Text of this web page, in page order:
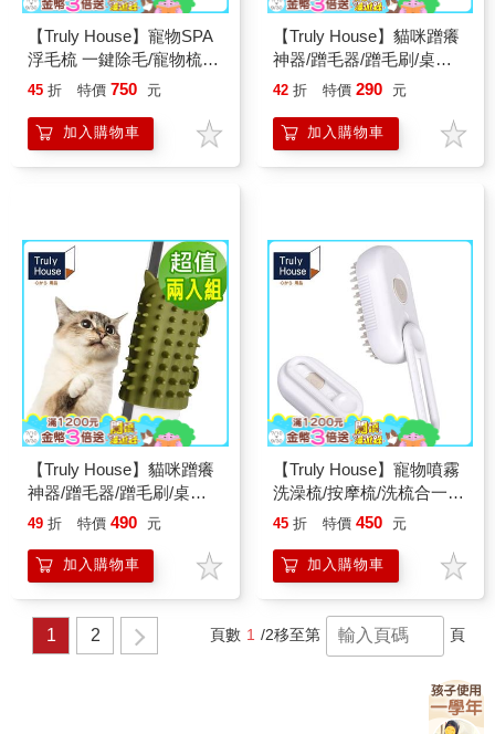
【Truly House】寵物SPA
浮毛梳 一鍵除毛/寵物梳/
梳毛器/狗狗梳/貓梳(三色
45 折 特價 750 元
加入購物車
【Truly House】貓咪蹭癢
神器/蹭毛器/蹭毛刷/桌腿/
椅腿/貓僕/寵貓(兩色任選)
42 折 特價 290 元
加入購物車
【Truly House】貓咪蹭癢
神器/蹭毛器/蹭毛刷/桌腿/
椅腿/貓僕/寵貓(兩色任選)
49 折 特價 490 元
加入購物車
【Truly House】寵物噴霧
洗澡梳/按摩梳/洗梳合一/
電動噴霧/噴霧毛刷(兩色任
45 折 特價 450 元
加入購物車
1 2 頁數 1 /2移至第 頁